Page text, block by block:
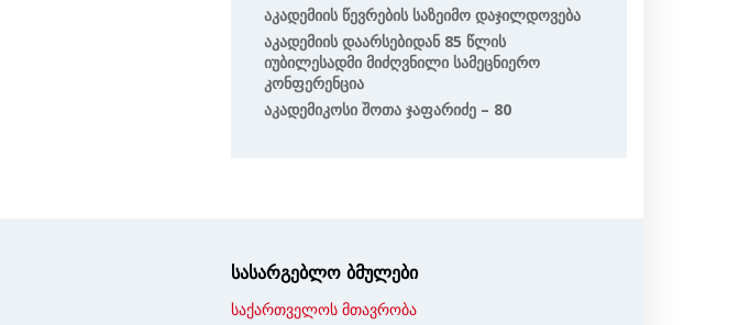
Აკადემიის Წევრების Საზეიმო Დაჯილდოვება
Აკადემიის Დაარსებიდან 85 Წლის
Იუბილესადმი Მიძღვნილი Სამეცნიერო
Კონფერენცია
Აკადემიკოსი Შოთა Ჯაფარიძე – 80
სასარგებლო ბმულები
საქართველოს მთავრობა